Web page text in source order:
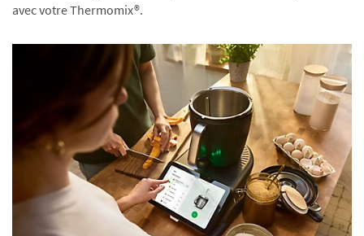
avec votre Thermomix®.